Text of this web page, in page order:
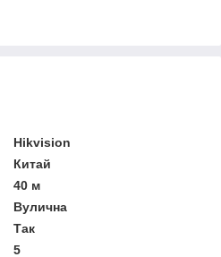
Hikvision
Китай
40 м
Вулична
Так
5